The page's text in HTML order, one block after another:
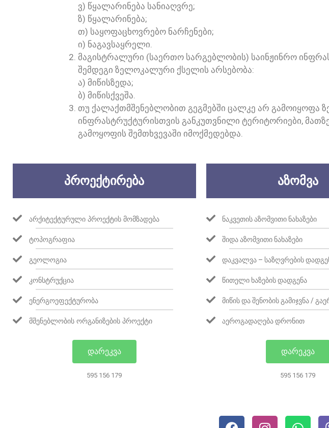
Ვ) ᲬᲧᲐᲚᲐᲠᲘᲜᲔᲑᲐ ᲡᲐᲜᲘᲐᲦᲕᲠᲔ;
Ზ) ᲬᲧᲐᲚᲐᲠᲘᲜᲔᲑᲐ;
Თ) ᲡᲐᲧᲝᲤᲐᲪᲮᲝᲕᲠᲔᲑᲝ ᲜᲐᲠᲩᲔᲜᲔᲑᲘ;
Ი) ᲜᲐᲒᲐᲕᲡᲐᲧᲠᲔᲚᲘ.
ᲛᲐᲒᲘᲡᲢᲠᲐᲚᲣᲠᲘ (ᲡᲐᲔᲠᲗᲝ ᲡᲐᲠᲒᲔᲑᲚᲝᲑᲘᲡ) ᲡᲐᲘᲜᲟᲘᲜᲠᲝ
ᲨᲔᲛᲓᲔᲒᲘ ᲖᲔᲚᲝᲙᲐᲚᲣᲠᲘ ᲥᲡᲔᲚᲘᲡ ᲐᲠᲡᲔᲑᲝᲑᲐ:
Ა) ᲛᲘᲬᲘᲡᲖᲔᲓᲐ;
Ბ) ᲛᲘᲬᲘᲡᲥᲕᲔᲨᲐ.
ᲗᲣ ᲥᲐᲚᲐᲥᲗᲛᲨᲔᲜᲔᲑᲚᲝᲑᲘᲗ ᲒᲔᲒᲛᲔᲑᲨᲘ ᲪᲐᲚᲙᲔ ᲐᲠ
ᲘᲜᲤᲠᲐᲡᲢᲠᲣᲥᲢᲣᲠᲘᲡᲗᲕᲘᲡ ᲒᲐᲜᲙᲣᲗᲕᲜᲘᲚᲘ ᲢᲔᲠᲘᲢᲝᲠᲘᲔᲑᲘ,
ᲒᲐᲛᲝᲧᲝᲤᲘᲡ ᲨᲔᲛᲗᲮᲕᲔᲕᲐᲨᲘ ᲘᲛᲝᲥᲛᲔᲓᲔᲑᲓᲐ.
ᲞᲠᲝᲔᲥᲢᲘᲠᲔᲑᲐ
ᲐᲠᲥᲘᲢᲔᲥᲢᲣᲠᲣᲚᲘ ᲞᲠᲝᲔᲥᲢᲘᲡ ᲛᲝᲛᲖᲐᲓᲔᲑᲐ
ᲢᲝᲞᲝᲒᲠᲐᲤᲘᲐ
ᲒᲔᲝᲚᲝᲒᲘᲐ
ᲙᲝᲜᲡᲢᲠᲣᲥᲪᲘᲐ
ᲔᲜᲔᲠᲒᲝᲔᲤᲔᲥᲢᲣᲠᲝᲑᲐ
ᲛᲨᲔᲜᲔᲑᲚᲝᲑᲘᲡ ᲝᲠᲒᲐᲜᲘᲖᲔᲑᲘᲡ ᲞᲠᲝᲔᲥᲢᲘ
ᲓᲐᲠᲔᲙᲕᲐ
595 156 179
ᲐᲖᲝᲛᲕᲐ
ᲜᲐᲙᲕᲔᲗᲘᲡ ᲐᲖᲝᲛᲕᲘᲗᲘ ᲜᲐᲮᲐᲖᲔᲑᲘ
ᲨᲘᲓᲐ ᲐᲖᲝᲛᲕᲘᲗᲘ ᲜᲐᲮᲐᲖᲔᲑᲘ
ᲓᲐᲙᲕᲐᲚᲕᲐ – ᲡᲐᲖᲦᲕᲠᲔᲑᲘᲡ
ᲬᲘᲗᲔᲚᲘ ᲮᲐᲖᲔᲑᲘᲡ ᲓᲐᲓᲒᲔᲜᲐ
ᲛᲘᲬᲘᲡ ᲓᲐ ᲨᲔᲜᲝᲑᲘᲡ ᲒᲐᲛᲘᲯᲕᲜᲐ /
ᲐᲔᲠᲝᲒᲐᲓᲐᲦᲔᲑᲐ ᲓᲠᲝᲜᲘᲗ
ᲓᲐᲠᲔᲙᲕᲐ
595 156 179